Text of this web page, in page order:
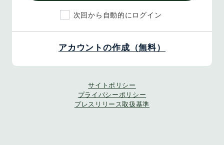
次回から自動的にログイン
アカウントの作成（無料）
サイトポリシー
プライバシーポリシー
プレスリリース取扱基準